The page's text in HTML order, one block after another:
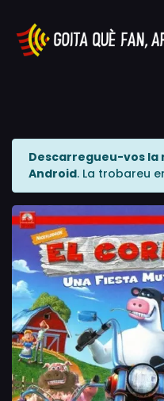
Descarregueu-vos la
Android. La trobareu